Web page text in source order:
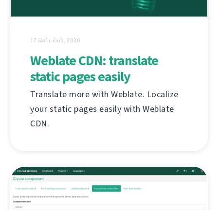
17 செப்டம்பர், 2020
Weblate CDN: translate
static pages easily
Translate more with Weblate. Localize
your static pages easily with Weblate
CDN.